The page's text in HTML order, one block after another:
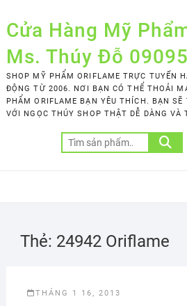
to
content
Cửa Hàng Mỹ
Ms. Thúy Đỗ
SHOP MỸ PHẨM ORIFLAME TRỰC TUYẾN
ĐỘNG TỪ 2006. NƠI BẠN CÓ THỂ THOẢI
PHẨM ORIFLAME BẠN YÊU THÍCH. BẠN
VỚI NGỌC THÚY SHOP THẬT DỄ DÀNG VÀ
Tìm
kiếm:
Thẻ: 24942 Oriflame
THÁNG 1 16, 2013